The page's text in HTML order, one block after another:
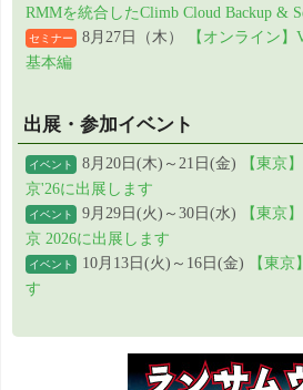
RMMを統合したClimb Cloud Backup &
セミナー 8月27日（木）
【オンライン
基本編
出展・参加イベント
イベント 8月20日(木)～21日(金)
【東京
京'26に出展します
イベント 9月29日(火)～30日(水)
【東京
京 2026に出展します
イベント 10月13日(火)～16日(金)
【東
す